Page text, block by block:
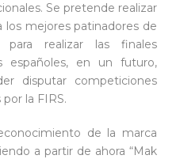
Se pretende realizar
los mejores patinadores de
realizar las finales
españoles, en un futuro,
disputar competiciones
la FIRS.
de la marca
a partir de ahora “Mak